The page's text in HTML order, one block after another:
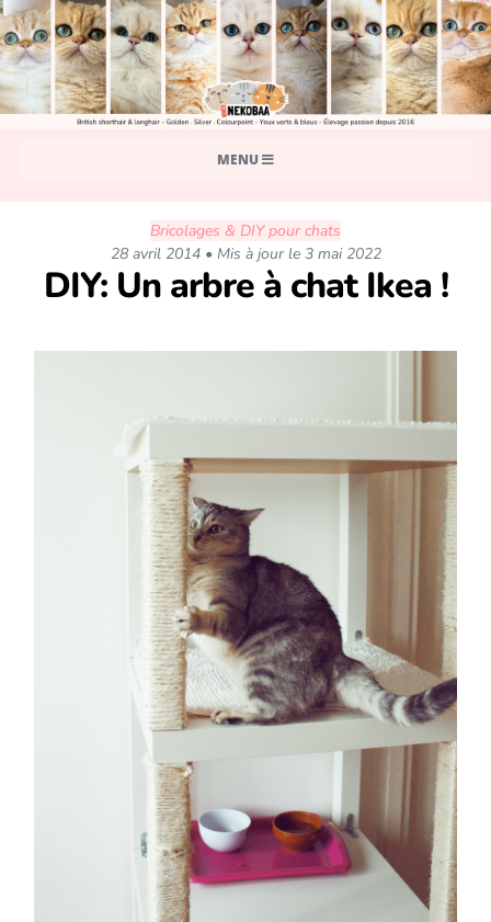
MENU
Bricolages & DIY pour chats
28 avril 2014 • Mis à jour le 3 mai 2022
DIY: Un arbre à chat Ikea !